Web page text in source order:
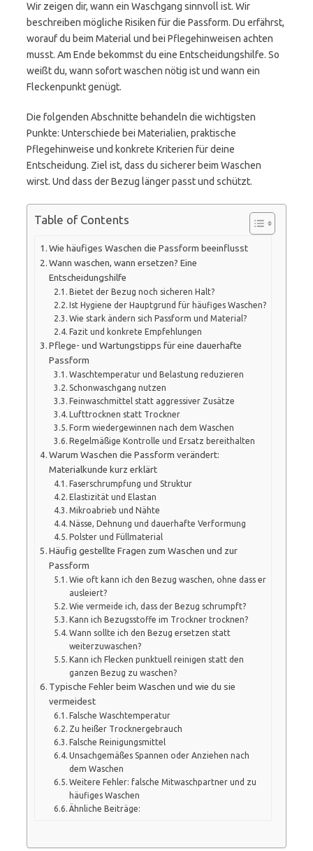
Wir zeigen dir, wann ein Waschgang sinnvoll ist. Wir
beschreiben mögliche Risiken für die Passform. Du erfährst,
worauf du beim Material und bei Pflegehinweisen achten
musst. Am Ende bekommst du eine Entscheidungshilfe. So
weißt du, wann sofort waschen nötig ist und wann ein
Fleckenpunkt genügt.
Die folgenden Abschnitte behandeln die wichtigsten
Punkte: Unterschiede bei Materialien, praktische
Pflegehinweise und konkrete Kriterien für deine
Entscheidung. Ziel ist, dass du sicherer beim Waschen
wirst. Und dass der Bezug länger passt und schützt.
Table of Contents
Wie häufiges Waschen die Passform beeinflusst
Wann waschen, wann ersetzen? Eine
Entscheidungshilfe
Bietet der Bezug noch sicheren Halt?
Ist Hygiene der Hauptgrund für häufiges Waschen?
Wie stark ändern sich Passform und Material?
Fazit und konkrete Empfehlungen
Pflege- und Wartungstipps für eine dauerhafte
Passform
Waschtemperatur und Belastung reduzieren
Schonwaschgang nutzen
Feinwaschmittel statt aggressiver Zusätze
Lufttrocknen statt Trockner
Form wiedergewinnen nach dem Waschen
Regelmäßige Kontrolle und Ersatz bereithalten
Warum Waschen die Passform verändert:
Materialkunde kurz erklärt
Faserschrumpfung und Struktur
Elastizität und Elastan
Mikroabrieb und Nähte
Nässe, Dehnung und dauerhafte Verformung
Polster und Füllmaterial
Häufig gestellte Fragen zum Waschen und zur
Passform
Wie oft kann ich den Bezug waschen, ohne dass er
ausleiert?
Wie vermeide ich, dass der Bezug schrumpft?
Kann ich Bezugsstoffe im Trockner trocknen?
Wann sollte ich den Bezug ersetzen statt
weiterzuwaschen?
Kann ich Flecken punktuell reinigen statt den
ganzen Bezug zu waschen?
Typische Fehler beim Waschen und wie du sie
vermeidest
Falsche Waschtemperatur
Zu heißer Trocknergebrauch
Falsche Reinigungsmittel
Unsachgemäßes Spannen oder Anziehen nach
dem Waschen
Weitere Fehler: falsche Mitwaschpartner und zu
häufiges Waschen
Ähnliche Beiträge: